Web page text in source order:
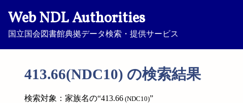
Web NDL Authorities
国立国会図書館典拠データ検索・提供サービス
413.66(NDC10) の検索結果
検索対象：家族名の“413.66 (NDC10)”